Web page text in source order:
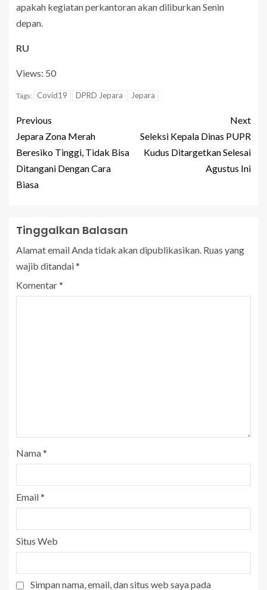
apakah kegiatan perkantoran akan diliburkan Senin
depan.
RU
Views: 50
Tags: Covid19 DPRD Jepara Jepara
Previous
Jepara Zona Merah
Beresiko Tinggi, Tidak Bisa
Ditangani Dengan Cara
Biasa
Next
Seleksi Kepala Dinas PUPR
Kudus Ditargetkan Selesai
Agustus Ini‎
Tinggalkan Balasan
Alamat email Anda tidak akan dipublikasikan. Ruas yang
wajib ditandai*
Komentar*
Nama*
Email*
Situs Web
Simpan nama, email, dan situs web saya pada